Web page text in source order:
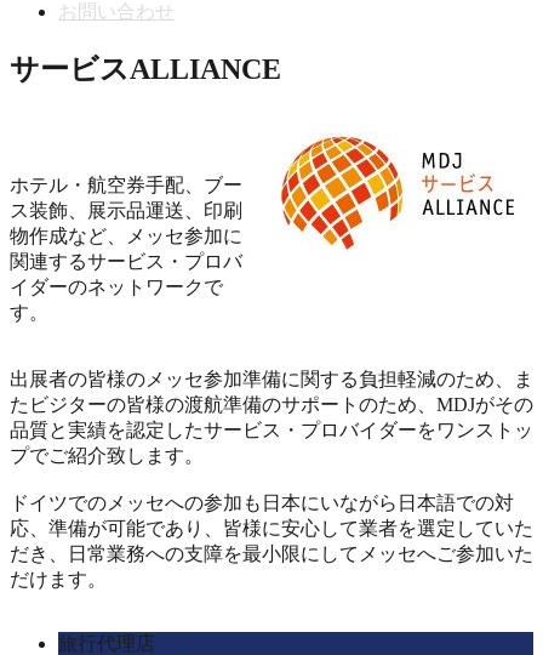
お問い合わせ
サービスALLIANCE
ホテル・航空券手配、ブー
ス装飾、展示品運送、印刷
物作成など、メッセ参加に
関連するサービス・プロバ
イダーのネットワークで
す。
出展者の皆様のメッセ参加準備に関する負担軽減のため、ま
たビジターの皆様の渡航準備のサポートのため、MDJがその
品質と実績を認定したサービス・プロバイダーをワンストッ
プでご紹介致します。
ドイツでのメッセへの参加も日本にいながら日本語での対
応、準備が可能であり、皆様に安心して業者を選定していた
だき、日常業務への支障を最小限にしてメッセへご参加いた
だけます。
旅行代理店